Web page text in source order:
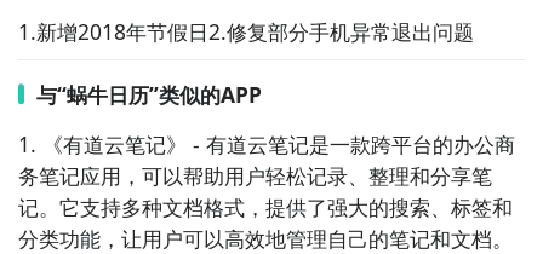
1.新增2018年节假日2.修复部分手机异常退出问题
与“蜗牛日历”类似的APP
1. 《有道云笔记》 - 有道云笔记是一款跨平台的办公商
务笔记应用，可以帮助用户轻松记录、整理和分享笔
记。它支持多种文档格式，提供了强大的搜索、标签和
分类功能，让用户可以高效地管理自己的笔记和文档。